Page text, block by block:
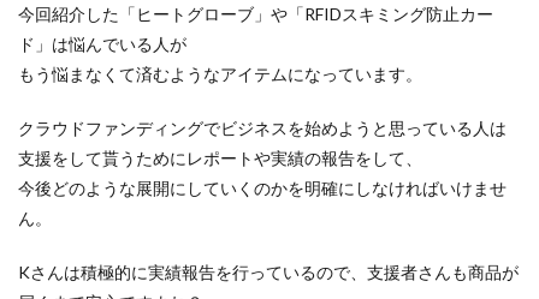
今回紹介した「ヒートグローブ」や「RFIDスキミング防止カー
ド」は悩んでいる人が
もう悩まなくて済むようなアイテムになっています。
クラウドファンディングでビジネスを始めようと思っている人は
支援をして貰うためにレポートや実績の報告をして、
今後どのような展開にしていくのかを明確にしなければいけませ
ん。
Kさんは積極的に実績報告を行っているので、支援者さんも商品が